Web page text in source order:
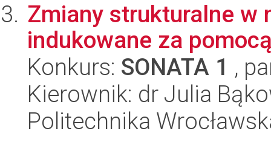
Zmiany strukturalne w
indukowane za
Konkurs: SONATA 1 ,
Kierownik: dr Julia
Politechnika